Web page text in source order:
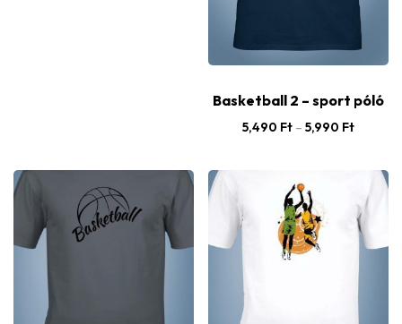
Basketball 2 – sport póló
5,490 Ft – 5,990 Ft